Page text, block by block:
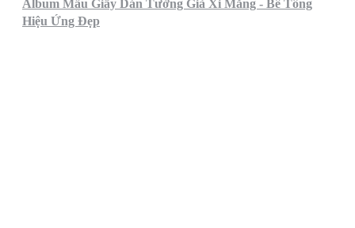
Album Mẫu Giấy Dán Tường Giả Xi Măng - Bê Tông
Hiệu Ứng Đẹp